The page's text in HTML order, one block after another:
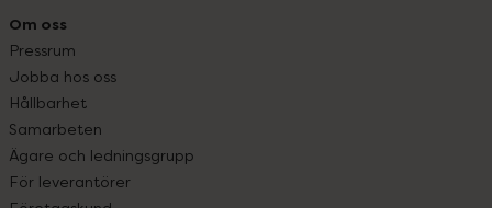
Om oss
Pressrum
Jobba hos oss
Hållbarhet
Samarbeten
Ägare och ledningsgrupp
För leverantörer